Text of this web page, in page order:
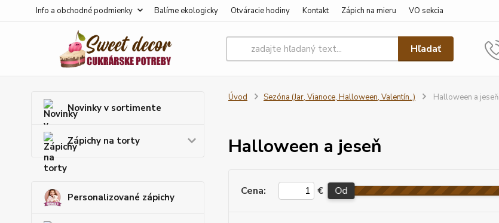
Info a obchodné podmienky Balíme ekologicky Otváracie hodiny Kontakt Zápich na mieru VO sekcia
Hľadať
Novinky v sortimente
Zápichy na torty
Personalizované zápichy
Úvod Sezóna (Jar, Vianoce, Halloween, Valentín..) Halloween a jeseň
Halloween a jeseň
Cena: € Od